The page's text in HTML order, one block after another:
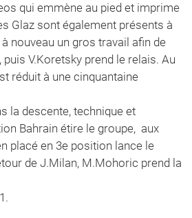
qui emmène au pied et imprime
Glaz sont également présents à
nouveau un gros travail afin de
V.Koretsky prend le relais. Au
réduit à une cinquantaine
la descente, technique et
Bahrain étire le groupe, aux
placé en 3e position lance le
de J.Milan, M.Mohoric prend la